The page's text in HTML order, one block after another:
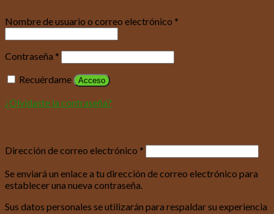
Nombre de usuario o correo electrónico *
Contraseña *
Recuérdame
Acceso
¿Olvidaste la contraseña?
Dirección de correo electrónico *
Se enviará un enlace a tu dirección de correo electrónico para
establecer una nueva contraseña.
Sus datos personales se utilizarán para respaldar su experiencia